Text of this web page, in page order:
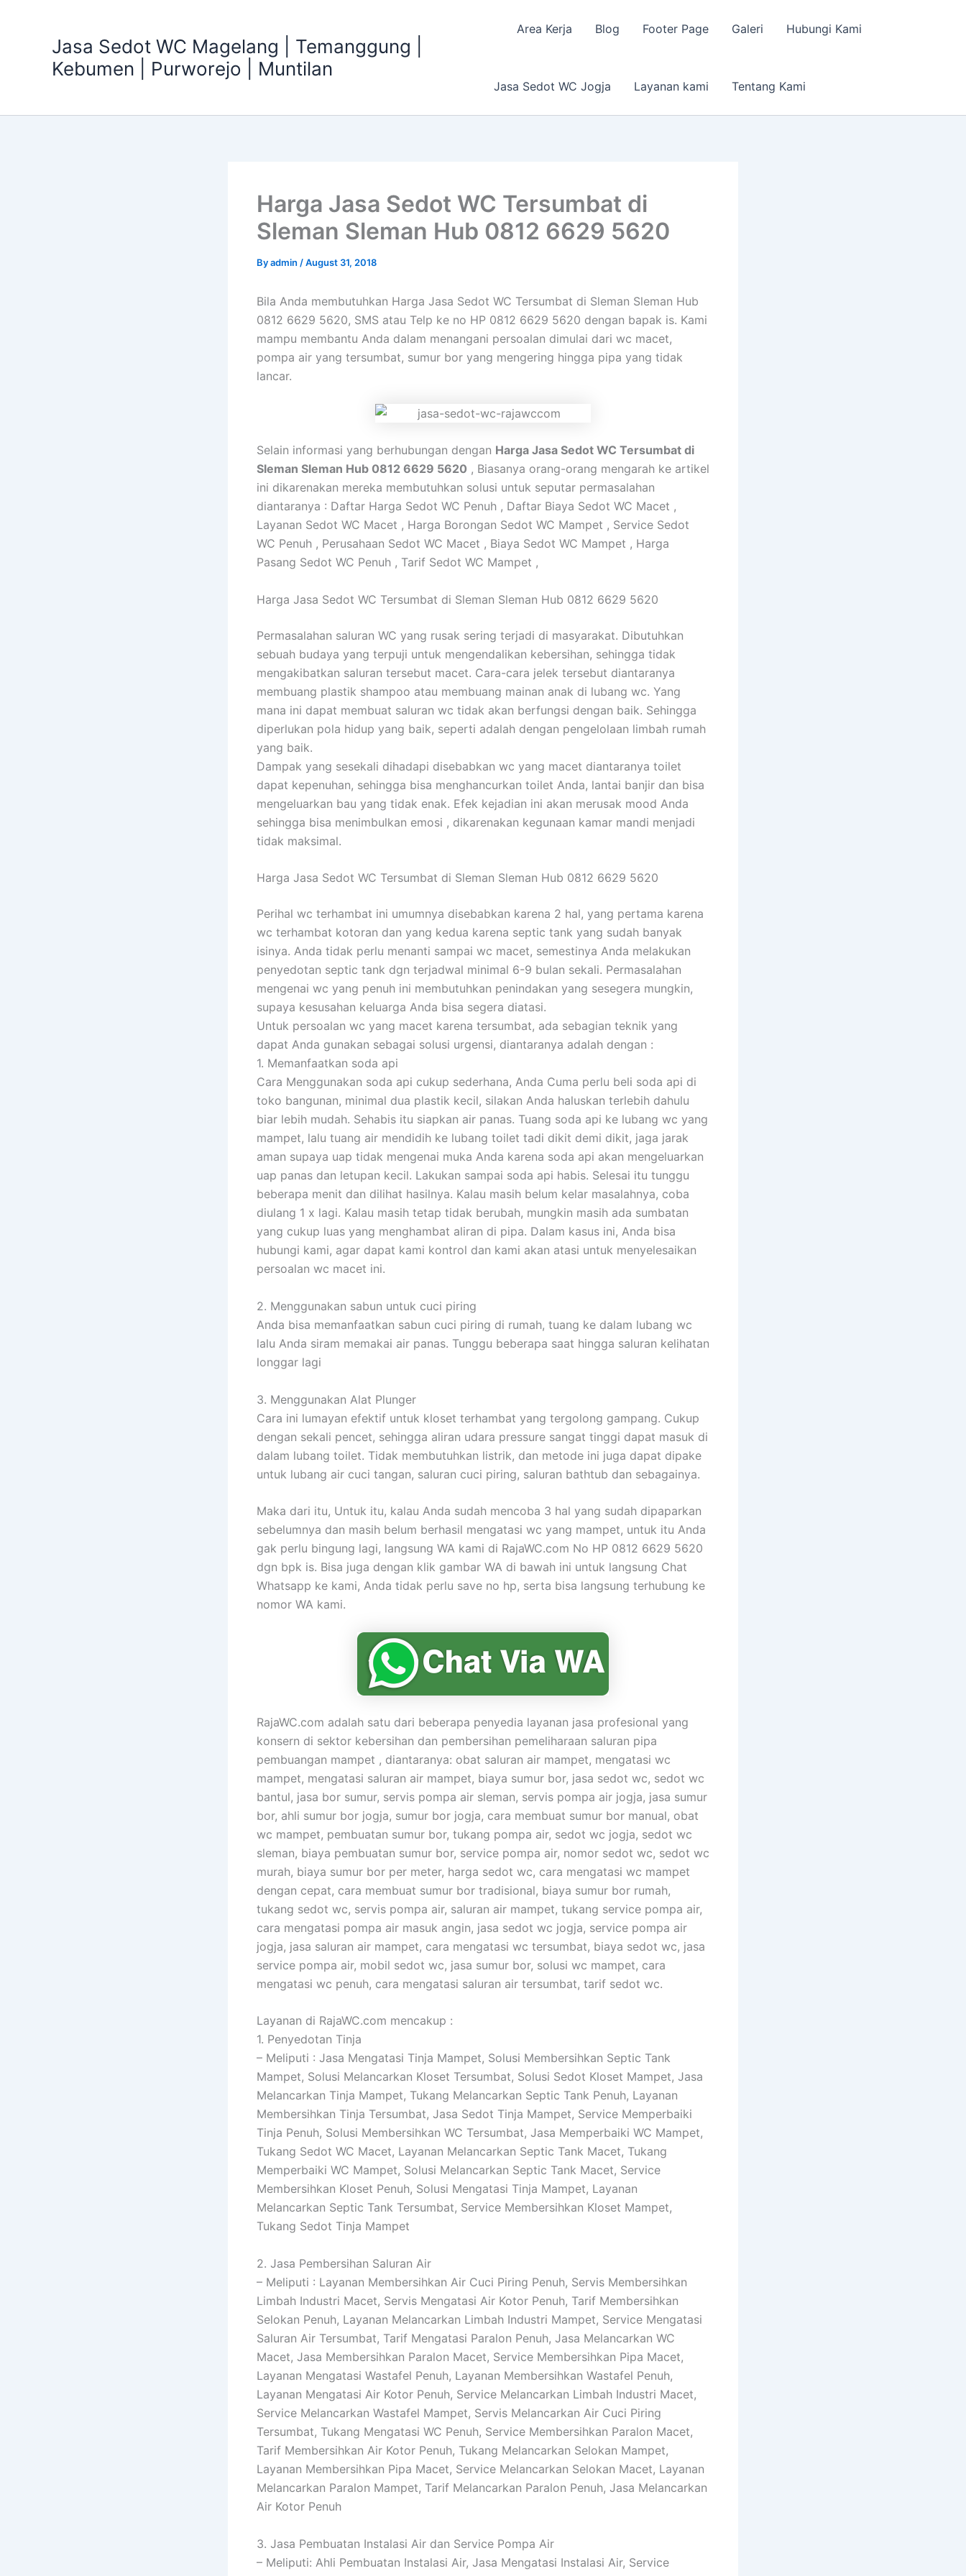
Jasa Sedot WC Magelang | Temanggung |
Kebumen | Purworejo | Muntilan
Area Kerja Blog Footer Page Galeri Hubungi Kami
Jasa Sedot WC Jogja Layanan kami Tentang Kami
Harga Jasa Sedot WC Tersumbat di
Sleman Sleman Hub 0812 6629 5620
Byadmin /August 31, 2018
Bila Anda membutuhkan Harga Jasa Sedot WC Tersumbat di Sleman Sleman Hub
0812 6629 5620, SMS atau Telp ke no HP 0812 6629 5620 dengan bapak is. Kami
mampu membantu Anda dalam menangani persoalan dimulai dari wc macet,
pompa air yang tersumbat, sumur bor yang mengering hingga pipa yang tidak
lancar.
Selain informasi yang berhubungan dengan Harga Jasa Sedot WC Tersumbat di
Sleman Sleman Hub 0812 6629 5620 , Biasanya orang-orang mengarah ke artikel
ini dikarenakan mereka membutuhkan solusi untuk seputar permasalahan
diantaranya : Daftar Harga Sedot WC Penuh , Daftar Biaya Sedot WC Macet ,
Layanan Sedot WC Macet , Harga Borongan Sedot WC Mampet , Service Sedot
WC Penuh , Perusahaan Sedot WC Macet , Biaya Sedot WC Mampet , Harga
Pasang Sedot WC Penuh , Tarif Sedot WC Mampet ,
Harga Jasa Sedot WC Tersumbat di Sleman Sleman Hub 0812 6629 5620
Permasalahan saluran WC yang rusak sering terjadi di masyarakat. Dibutuhkan
sebuah budaya yang terpuji untuk mengendalikan kebersihan, sehingga tidak
mengakibatkan saluran tersebut macet. Cara-cara jelek tersebut diantaranya
membuang plastik shampoo atau membuang mainan anak di lubang wc. Yang
mana ini dapat membuat saluran wc tidak akan berfungsi dengan baik. Sehingga
diperlukan pola hidup yang baik, seperti adalah dengan pengelolaan limbah rumah
yang baik.
Dampak yang sesekali dihadapi disebabkan wc yang macet diantaranya toilet
dapat kepenuhan, sehingga bisa menghancurkan toilet Anda, lantai banjir dan bisa
mengeluarkan bau yang tidak enak. Efek kejadian ini akan merusak mood Anda
sehingga bisa menimbulkan emosi , dikarenakan kegunaan kamar mandi menjadi
tidak maksimal.
Harga Jasa Sedot WC Tersumbat di Sleman Sleman Hub 0812 6629 5620
Perihal wc terhambat ini umumnya disebabkan karena 2 hal, yang pertama karena
wc terhambat kotoran dan yang kedua karena septic tank yang sudah banyak
isinya. Anda tidak perlu menanti sampai wc macet, semestinya Anda melakukan
penyedotan septic tank dgn terjadwal minimal 6-9 bulan sekali. Permasalahan
mengenai wc yang penuh ini membutuhkan penindakan yang sesegera mungkin,
supaya kesusahan keluarga Anda bisa segera diatasi.
Untuk persoalan wc yang macet karena tersumbat, ada sebagian teknik yang
dapat Anda gunakan sebagai solusi urgensi, diantaranya adalah dengan :
1. Memanfaatkan soda api
Cara Menggunakan soda api cukup sederhana, Anda Cuma perlu beli soda api di
toko bangunan, minimal dua plastik kecil, silakan Anda haluskan terlebih dahulu
biar lebih mudah. Sehabis itu siapkan air panas. Tuang soda api ke lubang wc yang
mampet, lalu tuang air mendidih ke lubang toilet tadi dikit demi dikit, jaga jarak
aman supaya uap tidak mengenai muka Anda karena soda api akan mengeluarkan
uap panas dan letupan kecil. Lakukan sampai soda api habis. Selesai itu tunggu
beberapa menit dan dilihat hasilnya. Kalau masih belum kelar masalahnya, coba
diulang 1 x lagi. Kalau masih tetap tidak berubah, mungkin masih ada sumbatan
yang cukup luas yang menghambat aliran di pipa. Dalam kasus ini, Anda bisa
hubungi kami, agar dapat kami kontrol dan kami akan atasi untuk menyelesaikan
persoalan wc macet ini.
2. Menggunakan sabun untuk cuci piring
Anda bisa memanfaatkan sabun cuci piring di rumah, tuang ke dalam lubang wc
lalu Anda siram memakai air panas. Tunggu beberapa saat hingga saluran kelihatan
longgar lagi
3. Menggunakan Alat Plunger
Cara ini lumayan efektif untuk kloset terhambat yang tergolong gampang. Cukup
dengan sekali pencet, sehingga aliran udara pressure sangat tinggi dapat masuk di
dalam lubang toilet. Tidak membutuhkan listrik, dan metode ini juga dapat dipake
untuk lubang air cuci tangan, saluran cuci piring, saluran bathtub dan sebagainya.
Maka dari itu, Untuk itu, kalau Anda sudah mencoba 3 hal yang sudah dipaparkan
sebelumnya dan masih belum berhasil mengatasi wc yang mampet, untuk itu Anda
gak perlu bingung lagi, langsung WA kami di RajaWC.com No HP 0812 6629 5620
dgn bpk is. Bisa juga dengan klik gambar WA di bawah ini untuk langsung Chat
Whatsapp ke kami, Anda tidak perlu save no hp, serta bisa langsung terhubung ke
nomor WA kami.
RajaWC.com adalah satu dari beberapa penyedia layanan jasa profesional yang
konsern di sektor kebersihan dan pembersihan pemeliharaan saluran pipa
pembuangan mampet , diantaranya: obat saluran air mampet, mengatasi wc
mampet, mengatasi saluran air mampet, biaya sumur bor, jasa sedot wc, sedot wc
bantul, jasa bor sumur, servis pompa air sleman, servis pompa air jogja, jasa sumur
bor, ahli sumur bor jogja, sumur bor jogja, cara membuat sumur bor manual, obat
wc mampet, pembuatan sumur bor, tukang pompa air, sedot wc jogja, sedot wc
sleman, biaya pembuatan sumur bor, service pompa air, nomor sedot wc, sedot wc
murah, biaya sumur bor per meter, harga sedot wc, cara mengatasi wc mampet
dengan cepat, cara membuat sumur bor tradisional, biaya sumur bor rumah,
tukang sedot wc, servis pompa air, saluran air mampet, tukang service pompa air,
cara mengatasi pompa air masuk angin, jasa sedot wc jogja, service pompa air
jogja, jasa saluran air mampet, cara mengatasi wc tersumbat, biaya sedot wc, jasa
service pompa air, mobil sedot wc, jasa sumur bor, solusi wc mampet, cara
mengatasi wc penuh, cara mengatasi saluran air tersumbat, tarif sedot wc.
Layanan di RajaWC.com mencakup :
1. Penyedotan Tinja
– Meliputi : Jasa Mengatasi Tinja Mampet, Solusi Membersihkan Septic Tank
Mampet, Solusi Melancarkan Kloset Tersumbat, Solusi Sedot Kloset Mampet, Jasa
Melancarkan Tinja Mampet, Tukang Melancarkan Septic Tank Penuh, Layanan
Membersihkan Tinja Tersumbat, Jasa Sedot Tinja Mampet, Service Memperbaiki
Tinja Penuh, Solusi Membersihkan WC Tersumbat, Jasa Memperbaiki WC Mampet,
Tukang Sedot WC Macet, Layanan Melancarkan Septic Tank Macet, Tukang
Memperbaiki WC Mampet, Solusi Melancarkan Septic Tank Macet, Service
Membersihkan Kloset Penuh, Solusi Mengatasi Tinja Mampet, Layanan
Melancarkan Septic Tank Tersumbat, Service Membersihkan Kloset Mampet,
Tukang Sedot Tinja Mampet
2. Jasa Pembersihan Saluran Air
– Meliputi : Layanan Membersihkan Air Cuci Piring Penuh, Servis Membersihkan
Limbah Industri Macet, Servis Mengatasi Air Kotor Penuh, Tarif Membersihkan
Selokan Penuh, Layanan Melancarkan Limbah Industri Mampet, Service Mengatasi
Saluran Air Tersumbat, Tarif Mengatasi Paralon Penuh, Jasa Melancarkan WC
Macet, Jasa Membersihkan Paralon Macet, Service Membersihkan Pipa Macet,
Layanan Mengatasi Wastafel Penuh, Layanan Membersihkan Wastafel Penuh,
Layanan Mengatasi Air Kotor Penuh, Service Melancarkan Limbah Industri Macet,
Service Melancarkan Wastafel Mampet, Servis Melancarkan Air Cuci Piring
Tersumbat, Tukang Mengatasi WC Penuh, Service Membersihkan Paralon Macet,
Tarif Membersihkan Air Kotor Penuh, Tukang Melancarkan Selokan Mampet,
Layanan Membersihkan Pipa Macet, Service Melancarkan Selokan Macet, Layanan
Melancarkan Paralon Mampet, Tarif Melancarkan Paralon Penuh, Jasa Melancarkan
Air Kotor Penuh
3. Jasa Pembuatan Instalasi Air dan Service Pompa Air
– Meliputi: Ahli Pembuatan Instalasi Air, Jasa Mengatasi Instalasi Air, Service